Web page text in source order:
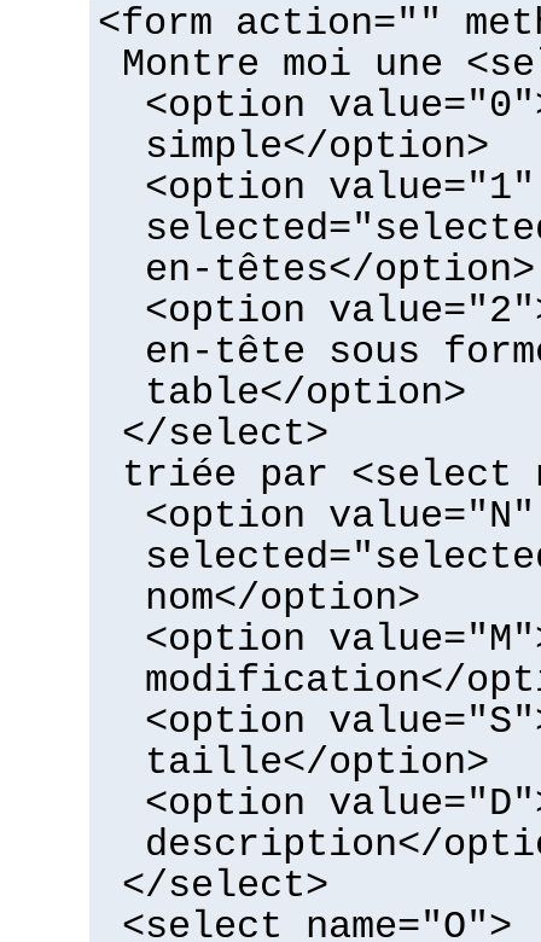
<form action=""
Montre moi une
<option
simple</option>
<option value="1"
en-têtes</option>
<option
en-tête sous
table</option>
</select>
triée par <select
<option value="N"
nom</option>
<option
modification</
<option
taille</option>
<option
description</
</select>
<select name="O">